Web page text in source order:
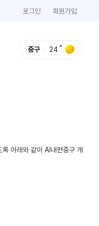
로그인 회원가입
중구 24
아래와 같이 AI내편중구 개